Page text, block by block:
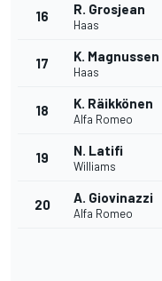
16 R. Grosjean
Haas
17 K. Magnussen
Haas
18 K. Räikkönen
Alfa Romeo
19 N. Latifi
Williams
20 A. Giovinazzi
Alfa Romeo